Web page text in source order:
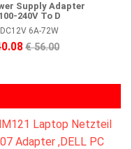
Supply Adapter
240V To D
DC12V 6A-72W
€ 56.00
Laptop Netzteil
Adapter ,DELL PC